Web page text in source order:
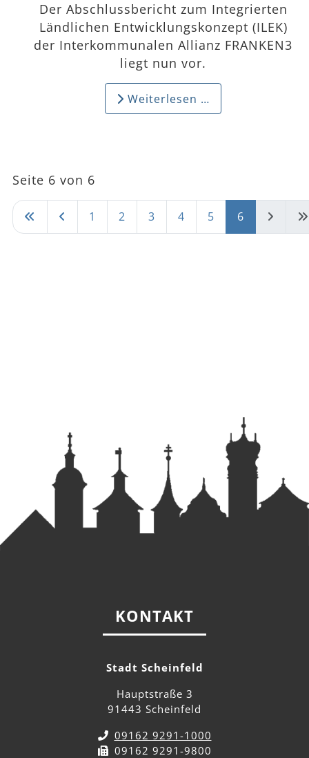
Der Abschlussbericht zum Integrierten
Ländlichen Entwicklungskonzept (ILEK)
der Interkommunalen Allianz FRANKEN3
liegt nun vor.
Weiterlesen …
Seite 6 von 6
1 2 3 4 5 6
KONTAKT
Stadt Scheinfeld
Hauptstraße 3
91443 Scheinfeld
09162 9291-1000
09162 9291-9800